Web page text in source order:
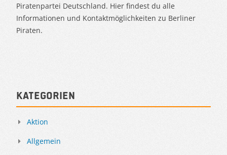
Piratenpartei Deutschland. Hier findest du alle
Informationen und Kontaktmöglichkeiten zu Berliner
Piraten.
Kategorien
Aktion
Allgemein